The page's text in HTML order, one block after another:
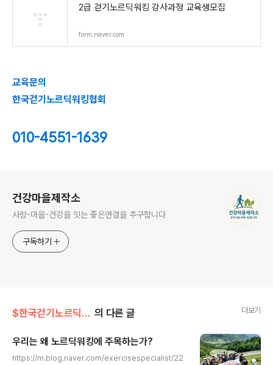
2급 걷기노르딕워킹 강사과정 교육생모집
form.naver.com
교육문의
한국걷기노르딕워킹협회
010-4551-1639
건강마을제작소
사람-마을-건강을 잇는 좋은연결을 추구합니다
구독하기
$한국걷기노르딕워킹협회 의 다른 글 더보기
우리는 왜 노르딕워킹에 주목하는가?
https://m.blog.naver.com/exercisespecialist/22